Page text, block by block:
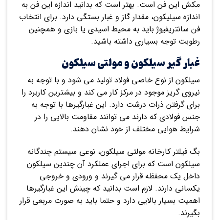
مکش این فن است. بهتر است که بدانید اندازه این فن به
اندازه سیلیکون، مقدار گاز و غبار بستگی دارد. برای انتخاب
فن سانتریفیوژ باید به محیط اسیدی یا بازی و همچنین
رطوبت توجه بسیاری داشته باشید.
غبار گیر سیلکون و مولتی سیلکون
سیلکون از نوع خاصی فولاد تولید می شود و با توجه به
نیروی گریز موجود در مرکز کار می کند و بیشترین کاربرد را
برای گرفتن ذرات درشت دارد. این غبارگیرها با توجه به
جنس فولادی که دارند می توانند مقاومت بالایی را در
شرایط هوایی مختلف از خود نشان دهند.
بگ فیلتر کارخانه مولتی سیلکون، نوعی سیستم چندگانه
سیلکون است که برای اجرای عملکرد آن چندین سیلکون
داخل یک محفظه قرار می گیرند و ورودی و خروجی
یکسانی دارند. لازم است بدانید که چینش این غبارگیرها
اهمیت بسیار بالایی دارد و حتما باید به صورت مربعی قرار
بگیرند.